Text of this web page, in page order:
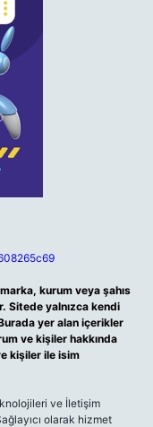
kurum veya şahıs
Sitede yalnızca kendi
yer alan içerikler
ve kişiler hakkında
kişiler ile isim
ve İletişim
olarak hizmet